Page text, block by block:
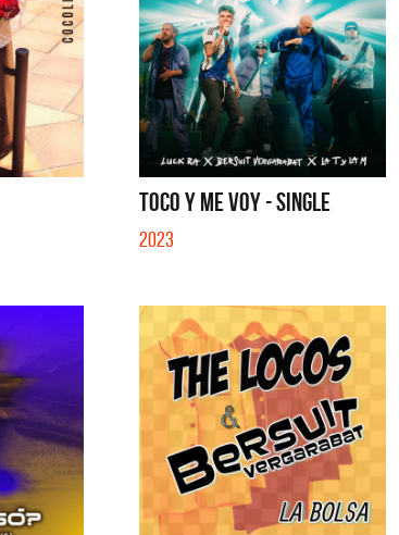
TOCO Y ME VOY - SINGLE
2023